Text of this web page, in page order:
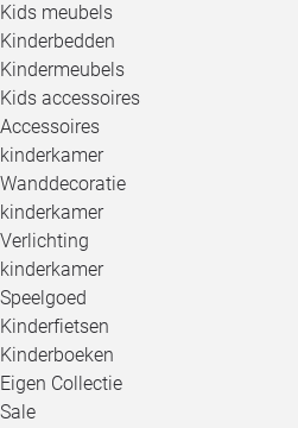
Kids meubels
Kinderbedden
Kindermeubels
Kids accessoires
Accessoires
kinderkamer
Wanddecoratie
kinderkamer
Verlichting
kinderkamer
Speelgoed
Kinderfietsen
Kinderboeken
Eigen Collectie
Sale